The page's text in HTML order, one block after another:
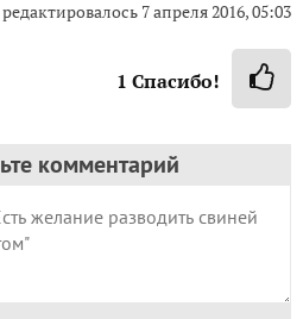
7 апреля 2016, 05:03
1 Спасибо!
комментарий